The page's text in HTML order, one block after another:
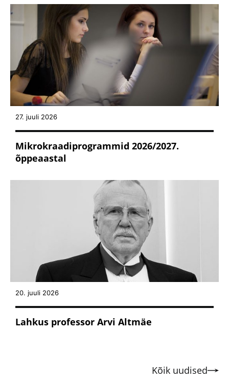
27. juuli 2026
Mikrokraadiprogrammid 2026/2027.
õppeaastal
20. juuli 2026
Lahkus professor Arvi Altmäe
Kõik uudised